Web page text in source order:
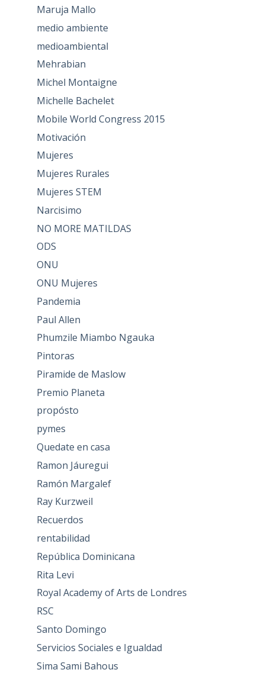
Maruja Mallo
medio ambiente
medioambiental
Mehrabian
Michel Montaigne
Michelle Bachelet
Mobile World Congress 2015
Motivación
Mujeres
Mujeres Rurales
Mujeres STEM
Narcisimo
NO MORE MATILDAS
ODS
ONU
ONU Mujeres
Pandemia
Paul Allen
Phumzile Miambo Ngauka
Pintoras
Piramide de Maslow
Premio Planeta
propósto
pymes
Quedate en casa
Ramon Jáuregui
Ramón Margalef
Ray Kurzweil
Recuerdos
rentabilidad
República Dominicana
Rita Levi
Royal Academy of Arts de Londres
RSC
Santo Domingo
Servicios Sociales e Igualdad
Sima Sami Bahous